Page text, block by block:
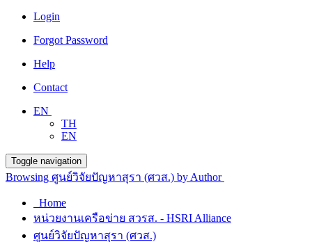
Login
Forgot Password
Help
Contact
EN
TH
EN
Toggle navigation
Browsing ศูนย์วิจัยปัญหาสุรา (ศวส.) by Author
Home
หน่วยงานเครือข่าย สวรส. - HSRI Alliance
ศูนย์วิจัยปัญหาสุรา (ศวส.)